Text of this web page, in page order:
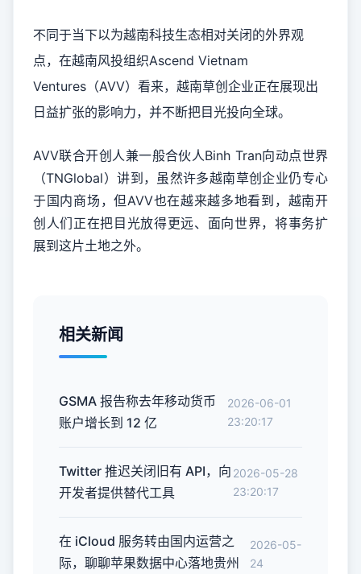
不同于当下以为越南科技生态相对关闭的外界观
点，在越南风投组织Ascend Vietnam
Ventures（AVV）看来，越南草创企业正在展现出
日益扩张的影响力，并不断把目光投向全球。
AVV联合开创人兼一般合伙人Binh Tran向动点世界
（TNGlobal）讲到，虽然许多越南草创企业仍专心
于国内商场，但AVV也在越来越多地看到，越南开
创人们正在把目光放得更远、面向世界，将事务扩
展到这片土地之外。
相关新闻
GSMA 报告称去年移动货币
账户增长到 12 亿
2026-06-01
23:20:17
Twitter 推迟关闭旧有 API，向
开发者提供替代工具
2026-05-28
23:20:17
在 iCloud 服务转由国内运营之
际，聊聊苹果数据中心落地贵州
2026-05-
24